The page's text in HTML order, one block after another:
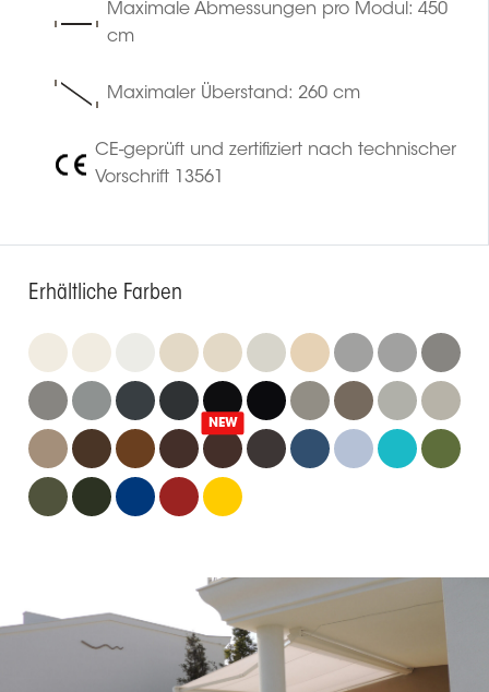
Maximale Abmessungen pro Modul: 450
cm
Maximaler Überstand: 260 cm
CE-geprüft und zertifiziert nach technischer
Vorschrift 13561
Erhältliche Farben